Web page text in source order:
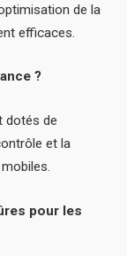
de la
efficaces.
?
dotés de
et la
pour les